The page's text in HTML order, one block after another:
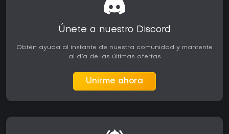
Únete a nuestro Discord
Obtén ayuda al instante de nuestra comunidad y mantente
al día de las últimas ofertas
Unirme ahora